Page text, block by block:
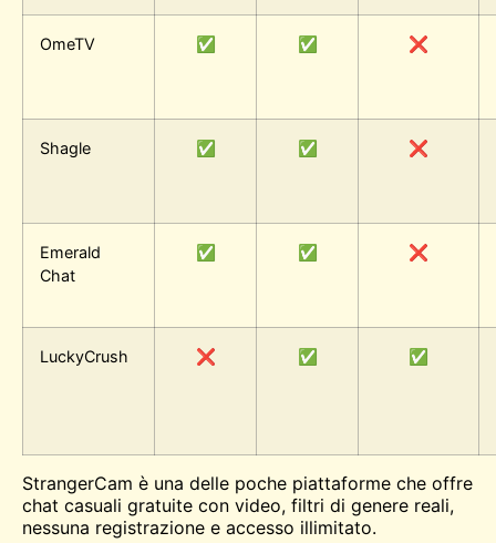
OmeTV ✅ ✅ ❌
Shagle ✅ ✅ ❌
Emerald
Chat
✅ ✅ ❌
LuckyCrush ❌ ✅ ✅
StrangerCam è una delle poche piattaforme che offre
chat casuali gratuite con video, filtri di genere reali,
nessuna registrazione e accesso illimitato.